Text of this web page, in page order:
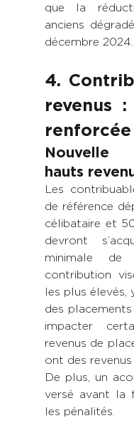
que la
anciens
décembre 2024.
4.
revenus
renforcée
Nouvelle
hauts
Les
de référence
célibataire et
devront
minimale de
contribution
les plus élevés,
des
impacter
revenus de
ont des
De plus, un
versé avant la
les pénalités.